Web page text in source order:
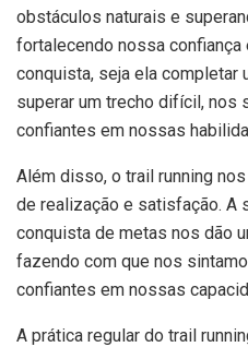
obstáculos naturais e
fortalecendo nossa confiança
conquista, seja ela completar
superar um trecho difícil, nos
confiantes em nossas
Além disso, o trail running
de realização e satisfação. A
conquista de metas nos dão
fazendo com que nos
confiantes em nossas
A prática regular do trail